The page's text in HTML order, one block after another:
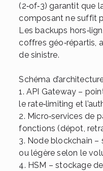
(2‑of‑3) garantit que
composant ne suffit
Les backups
coffres géo‑répartis,
de sinistre.
Schéma
1. API Gateway –
le rate‑limiting et
2. Micro‑services de
fonctions (dépot,
3. Node blockchain
ou légère selon le
4. HSM – stockage